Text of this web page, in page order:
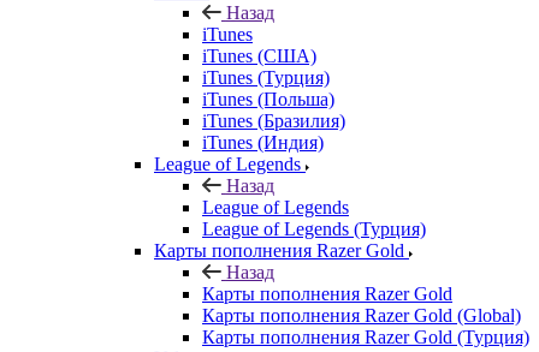
Назад
iTunes
iTunes (США)
iTunes (Турция)
iTunes (Польша)
iTunes (Бразилия)
iTunes (Индия)
League of Legends
Назад
League of Legends
League of Legends (Турция)
Карты пополнения Razer Gold
Назад
Карты пополнения Razer Gold
Карты пополнения Razer Gold (Global)
Карты пополнения Razer Gold (Турция)